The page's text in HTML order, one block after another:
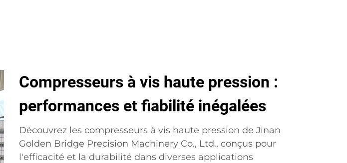
Compresseurs à vis haute pression :
performances et fiabilité inégalées
Découvrez les compresseurs à vis haute pression de Jinan
Golden Bridge Precision Machinery Co., Ltd., conçus pour
l'efficacité et la durabilité dans diverses applications